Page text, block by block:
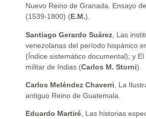
Nuevo Reino de Granada. Ensayo
(1539-1800) (E.M.).
Santiago Gerardo Suárez , Las
venezolanas del período hispánico
(Índice sistemático documental); y
militar de Indias (Carlos M. Storni).
Carlos Meléndez Chaverri , La
antiguo Reino de Guatemala.
Eduardo Martiré, Las historias